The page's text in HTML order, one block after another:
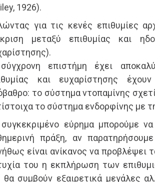
1926).
για τις κενές επιθυμίες
μεταξύ επιθυμίας και
επιστήμη έχει
και ευχαρίστησης έχουν
το σύστημα ντοπαμίνης
το σύστημα ενδορφίνης με
εύρημα μπορούμε
πράξη, αν
είναι ανίκανος να προβλέψει
του η εκπλήρωση των
θα συμβούν εξαιρετικά μεγάλες